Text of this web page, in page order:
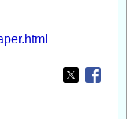
Opens in